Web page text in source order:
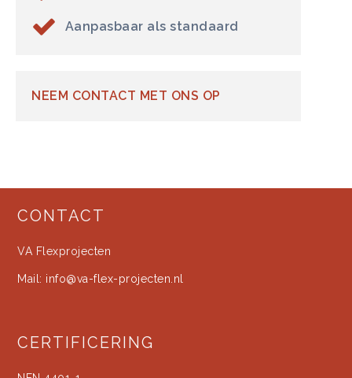
Aanpasbaar als standaard
NEEM CONTACT MET ONS OP
CONTACT
VA Flexprojecten
Mail: info@va-flex-projecten.nl
CERTIFICERING